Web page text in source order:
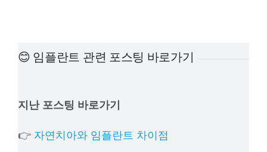
😊 임플란트 관련 포스팅 바로가기
지난 포스팅 바로가기
👉 자연치아와 임플란트 차이점